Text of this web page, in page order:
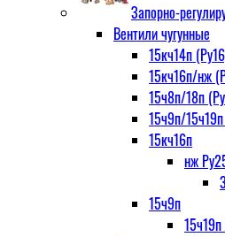
Запорно-
Вентили чугунные
15кч14п
15кч16п/нж
15ч8п/18п
15ч9п/
15кч16п
нж
15ч9п